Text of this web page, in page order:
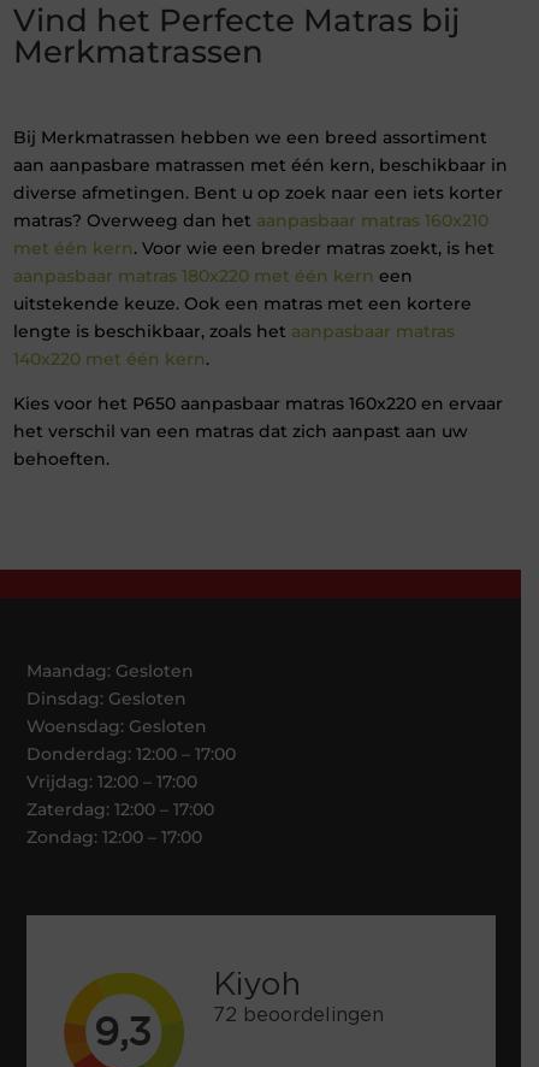
Vind het Perfecte Matras bij
Merkmatrassen
Bij Merkmatrassen hebben we een breed assortiment
aan aanpasbare matrassen met één kern, beschikbaar in
diverse afmetingen. Bent u op zoek naar een iets korter
matras? Overweeg dan het aanpasbaar matras 160x210
met één kern. Voor wie een breder matras zoekt, is het
aanpasbaar matras 180x220 met één kern een
uitstekende keuze. Ook een matras met een kortere
lengte is beschikbaar, zoals het aanpasbaar matras
140x220 met één kern.
Kies voor het P650 aanpasbaar matras 160x220 en ervaar
het verschil van een matras dat zich aanpast aan uw
behoeften.
Maandag: Gesloten
Dinsdag: Gesloten
Woensdag: Gesloten
Donderdag: 12:00 – 17:00
Vrijdag: 12:00 – 17:00
Zaterdag: 12:00 – 17:00
Zondag: 12:00 – 17:00